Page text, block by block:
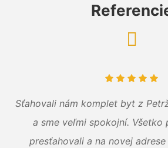
Sťahovali nám komplet byt z
a sme veľmi spokojní. Všetko
presťahovali a na novej